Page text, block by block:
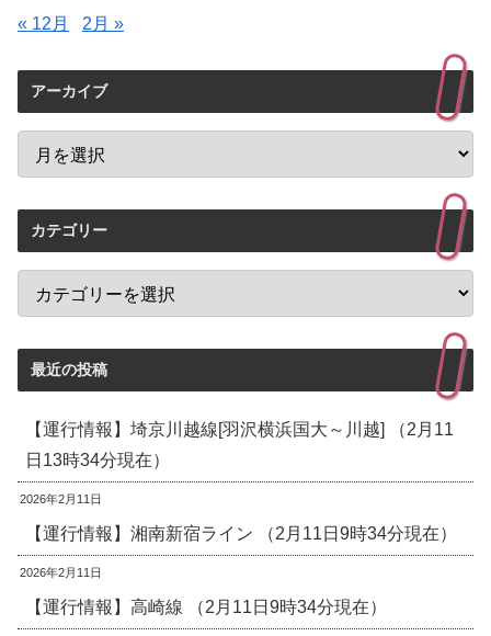
« 12月 2月 »
アーカイブ
カテゴリー
最近の投稿
【運行情報】埼京川越線[羽沢横浜国大～川越] （2月11
日13時34分現在）
2026年2月11日
【運行情報】湘南新宿ライン （2月11日9時34分現在）
2026年2月11日
【運行情報】高崎線 （2月11日9時34分現在）